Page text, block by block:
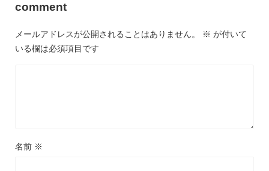
comment
メールアドレスが公開されることはありません。 ※ が付いて
いる欄は必須項目です
名前 ※